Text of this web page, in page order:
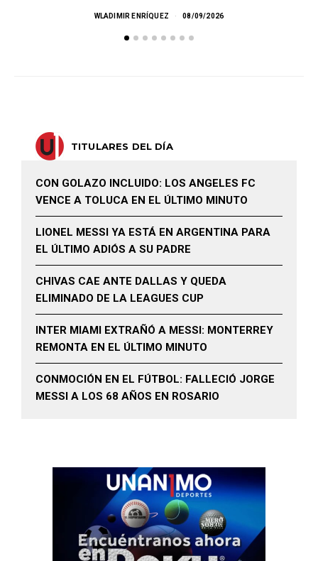
WLADIMIR ENRÍQUEZ 08/09/2026
TITULARES DEL DÍA
CON GOLAZO INCLUIDO: LOS ANGELES FC
VENCE A TOLUCA EN EL ÚLTIMO MINUTO
LIONEL MESSI YA ESTÁ EN ARGENTINA PARA
EL ÚLTIMO ADIÓS A SU PADRE
CHIVAS CAE ANTE DALLAS Y QUEDA
ELIMINADO DE LA LEAGUES CUP
INTER MIAMI EXTRAÑÓ A MESSI: MONTERREY
REMONTA EN EL ÚLTIMO MINUTO
CONMOCIÓN EN EL FÚTBOL: FALLECIÓ JORGE
MESSI A LOS 68 AÑOS EN ROSARIO